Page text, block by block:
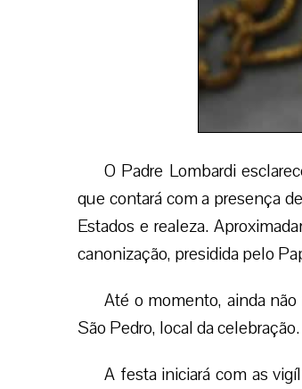
O Padre Lombardi
que contará com a presença
Estados e realeza.
canonização, presidida pelo
Até o momento, ainda
São Pedro, local da celebração.
A festa iniciará com as